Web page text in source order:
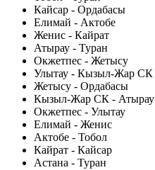
Кайсар - Ордабасы
Елимай - Актобе
Женис - Кайрат
Атырау - Туран
Окжетпес - Жетысу
Улытау - Кызыл-Жар СК
Жетысу - Ордабасы
Кызыл-Жар СК - Атырау
Окжетпес - Улытау
Елимай - Женис
Актобе - Тобол
Кайрат - Кайсар
Астана - Туран